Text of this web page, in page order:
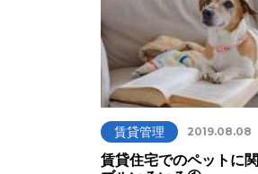
賃貸管理 2019.08.08
賃貸住宅でのペットに